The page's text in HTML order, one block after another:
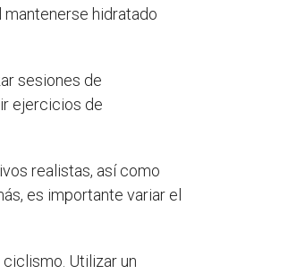
hidratado
sesiones de
ejercicios de
realistas, así como
es importante variar el
Utilizar un